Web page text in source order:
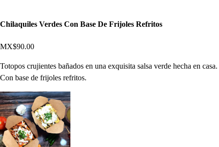
Chilaquiles Verdes Con Base De Frijoles Refritos
MX$90.00
Totopos crujientes bañados en una exquisita salsa verde hecha en casa.
Con base de frijoles refritos.